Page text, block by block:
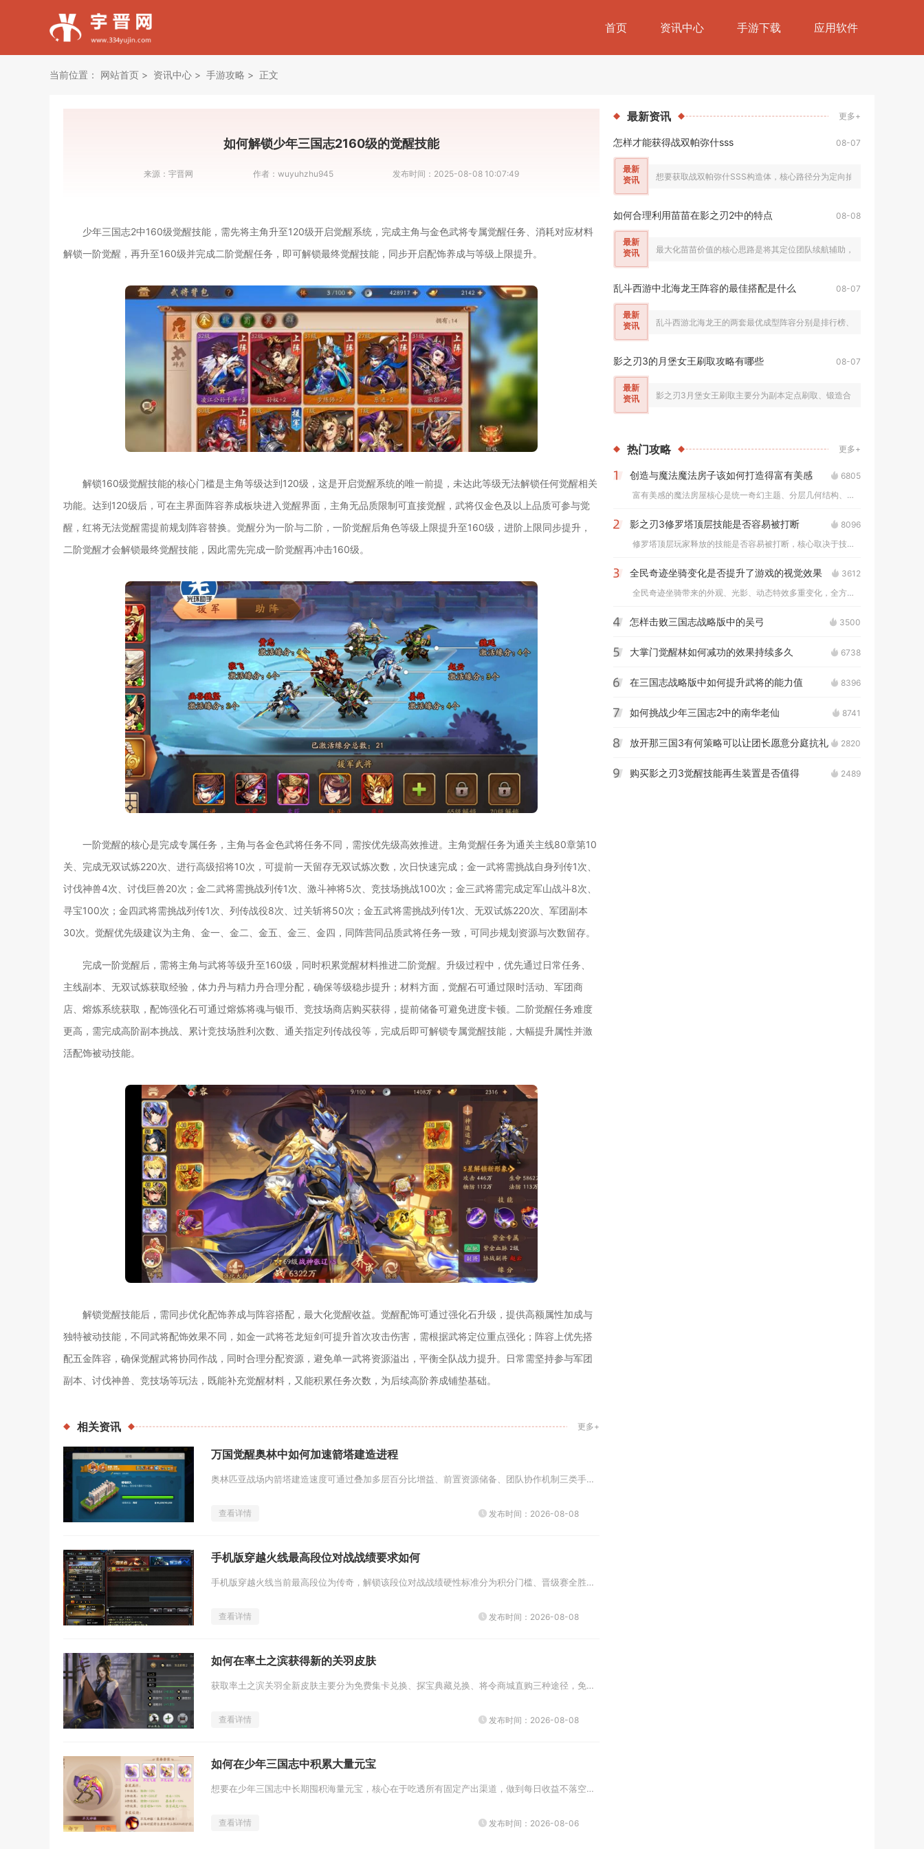
首页 资讯中心 手游下载 应用软件
当前位置： 网站首页 资讯中心 手游攻略 正文
如何解锁少年三国志2160级的觉醒技能
来源： 宇晋网 作者： wuyuhzhu945 发布时间： 2025-08-08 10:07:49
少年三国志2中160级觉醒技能，需先将主角升至120级开启觉醒系统，完成主角与金色武将专属觉醒任务、消耗对应材料
解锁一阶觉醒，再升至160级并完成二阶觉醒任务，即可解锁最终觉醒技能，同步开启配饰养成与等级上限提升。
解锁160级觉醒技能的核心门槛是主角等级达到120级，这是开启觉醒系统的唯一前提，未达此等级无法解锁任何觉醒相关
功能。达到120级后，可在主界面阵容养成板块进入觉醒界面，主角无品质限制可直接觉醒，武将仅金色及以上品质可参与觉
醒，红将无法觉醒需提前规划阵容替换。觉醒分为一阶与二阶，一阶觉醒后角色等级上限提升至160级，进阶上限同步提升，
二阶觉醒才会解锁最终觉醒技能，因此需先完成一阶觉醒再冲击160级。
一阶觉醒的核心是完成专属任务，主角与各金色武将任务不同，需按优先级高效推进。主角觉醒任务为通关主线80章第10
关、完成无双试炼220次、进行高级招将10次，可提前一天留存无双试炼次数，次日快速完成；金一武将需挑战自身列传1次、
讨伐神兽4次、讨伐巨兽20次；金二武将需挑战列传1次、激斗神将5次、竞技场挑战100次；金三武将需完成定军山战斗8次、
寻宝100次；金四武将需挑战列传1次、列传战役8次、过关斩将50次；金五武将需挑战列传1次、无双试炼220次、军团副本
30次。觉醒优先级建议为主角、金一、金二、金五、金三、金四，同阵营同品质武将任务一致，可同步规划资源与次数留存。
完成一阶觉醒后，需将主角与武将等级升至160级，同时积累觉醒材料推进二阶觉醒。升级过程中，优先通过日常任务、
主线副本、无双试炼获取经验，体力丹与精力丹合理分配，确保等级稳步提升；材料方面，觉醒石可通过限时活动、军团商
店、熔炼系统获取，配饰强化石可通过熔炼将魂与银币、竞技场商店购买获得，提前储备可避免进度卡顿。二阶觉醒任务难度
更高，需完成高阶副本挑战、累计竞技场胜利次数、通关指定列传战役等，完成后即可解锁专属觉醒技能，大幅提升属性并激
活配饰被动技能。
解锁觉醒技能后，需同步优化配饰养成与阵容搭配，最大化觉醒收益。觉醒配饰可通过强化石升级，提供高额属性加成与
独特被动技能，不同武将配饰效果不同，如金一武将苍龙短剑可提升首次攻击伤害，需根据武将定位重点强化；阵容上优先搭
配五金阵容，确保觉醒武将协同作战，同时合理分配资源，避免单一武将资源溢出，平衡全队战力提升。日常需坚持参与军团
副本、讨伐神兽、竞技场等玩法，既能补充觉醒材料，又能积累任务次数，为后续高阶养成铺垫基础。
相关资讯 更多+
万国觉醒奥林中如何加速箭塔建造进程
奥林匹亚战场内箭塔建造速度可通过叠加多层百分比增益、前置资源储备、团队协作机制三类手段大幅压缩耗时，熟练搭配全部提速手段...
查看详情 发布时间：2026-08-08
手机版穿越火线最高段位对战战绩要求如何
手机版穿越火线当前最高段位为传奇，解锁该段位对战战绩硬性标准分为积分门槛、晋级赛全胜要求、单局数据评分三层，基础需累计3...
查看详情 发布时间：2026-08-08
如何在率土之滨获得新的关羽皮肤
获取率土之滨关羽全新皮肤主要分为免费集卡兑换、探宝典藏兑换、将令商城直购三种途径，免费渠道依靠日常活跃积累道具集齐卡牌即...
查看详情 发布时间：2026-08-08
如何在少年三国志中积累大量元宝
想要在少年三国志中长期囤积海量元宝，核心在于吃透所有固定产出渠道，做到每日收益不落空、一次性奖励全部收割，同时严格控制非...
查看详情 发布时间：2026-08-06
最新资讯 更多+
怎样才能获得战双帕弥什sss 08-07
最新
资讯
想要获取战双帕弥什SSS构造体，核心路径分为定向抽卡补齐同名本体
如何合理利用苗苗在影之刃2中的特点 08-08
最新
资讯
最大化苗苗价值的核心思路是将其定位团队续航辅助，依托独有的全队
乱斗西游中北海龙王阵容的最佳搭配是什么 08-07
最新
资讯
乱斗西游北海龙王的两套最优成型阵容分别是排行榜、修罗对战通用的
影之刃3的月堡女王刷取攻略有哪些 08-07
最新
资讯
影之刃3月堡女王刷取主要分为副本定点刷取、锻造合成、无尽劫境产出
热门攻略 更多+
创造与魔法魔法房子该如何打造得富有美感
6805
富有美感的魔法房屋核心是统一奇幻主题、分层几何结构、冷暖光影...
2 影之刃3修罗塔顶层技能是否容易被打断
8096
修罗塔顶层玩家释放的技能是否容易被打断，核心取决于技能自带霸...
3 全民奇迹坐骑变化是否提升了游戏的视觉效果
3612
全民奇迹坐骑带来的外观、光影、动态特效多重变化，全方位提升了...
4 怎样击败三国志战略版中的吴弓 3500
5 大掌门觉醒林如何减功的效果持续多久 6738
6 在三国志战略版中如何提升武将的能力值 8396
7 如何挑战少年三国志2中的南华老仙 8741
8 放开那三国3有何策略可以让团长愿意分庭抗礼 2820
9 购买影之刃3觉醒技能再生装置是否值得 2489